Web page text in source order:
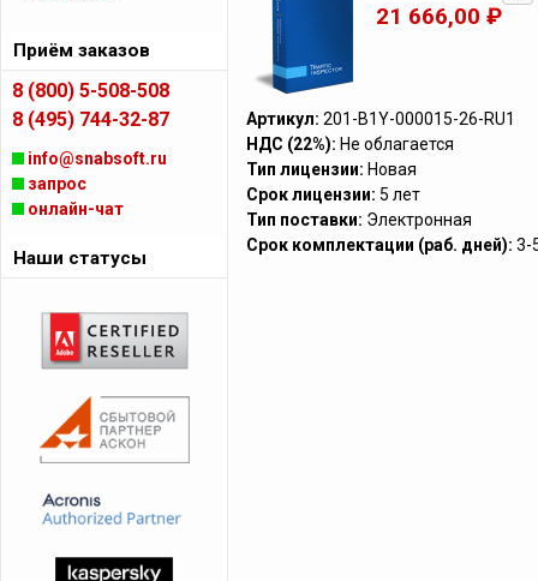
21 666,00 ₽
Артикул: 201-B1Y-000015-26-RU1
НДС (22%): Не облагается
Тип лицензии: Новая
Срок лицензии: 5 лет
Тип поставки: Электронная
Срок комплектации (раб. дней): 3-
Приём заказов
8 (800) 5-508-508
8 (495) 744-32-87
info@snabsoft.ru
запрос
онлайн-чат
Наши статусы